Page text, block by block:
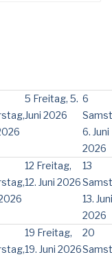
5 Freitag, 5.
Juni 2026
6
6. Juni
2026
12 Freitag,
12. Juni 2026
13
13. Juni
2026
19 Freitag,
19. Juni 2026
20